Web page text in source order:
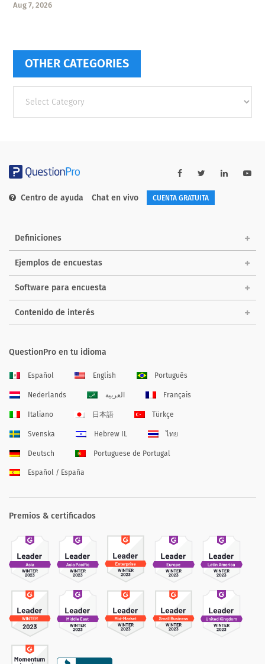
Aug 7, 2026
OTHER CATEGORIES
categories
Centro de ayuda Chat en vivo CUENTA GRATUITA
Definiciones
Ejemplos de encuestas
Software para encuesta
Contenido de interés
QuestionPro en tu idioma
Español English Português
Nederlands العربية Français
Italiano 日本語 Türkçe
Svenska Hebrew IL ไทย
Deutsch Portuguese de Portugal
Español / España
Premios & certificados